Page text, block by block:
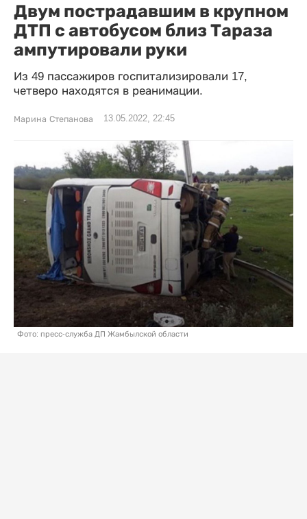
Двум пострадавшим в крупном
ДТП с автобусом близ Тараза
ампутировали руки
Из 49 пассажиров госпитализировали 17,
четверо находятся в реанимации.
Марина Степанова 13.05.2022, 22:45
Фото: пресс-служба ДП Жамбылской области